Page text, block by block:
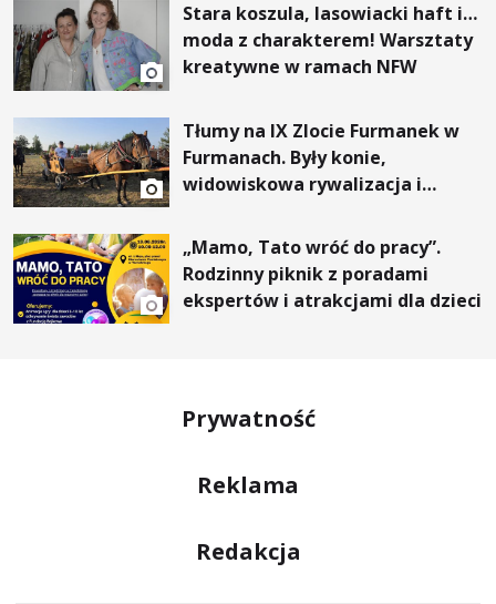
Stara koszula, lasowiacki haft i…
moda z charakterem! Warsztaty
kreatywne w ramach NFW
Tłumy na IX Zlocie Furmanek w
Furmanach. Były konie,
widowiskowa rywalizacja i
„Mamo, Tato wróć do pracy”.
Rodzinny piknik z poradami
ekspertów i atrakcjami dla dzieci
Prywatność
Reklama
Redakcja